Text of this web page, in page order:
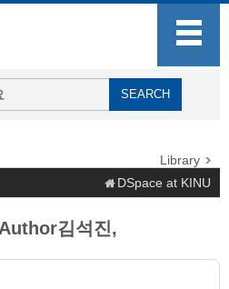
Library
DSpace at KINU
김석진,